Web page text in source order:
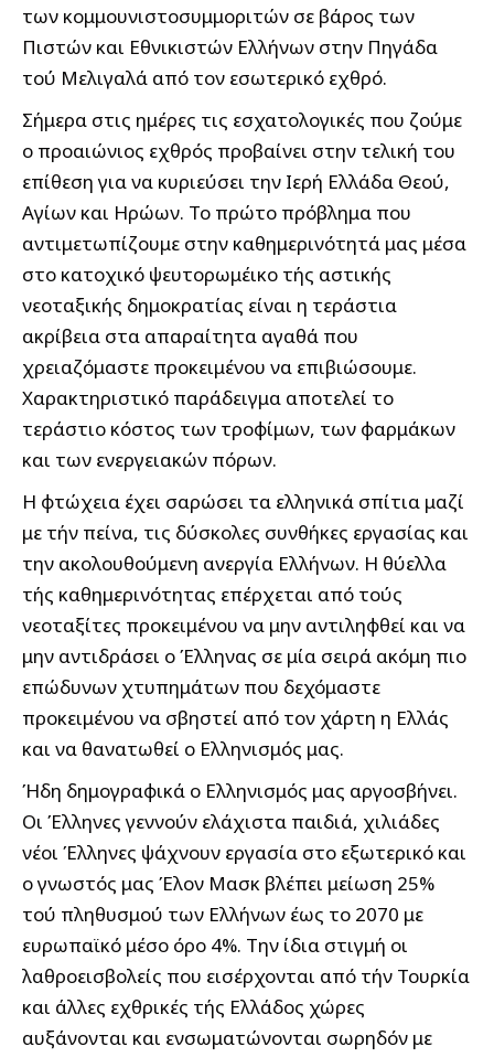
των κομμουνιστοσυμμοριτών σε βάρος των
Πιστών και Εθνικιστών Ελλήνων στην Πηγάδα
τού Μελιγαλά από τον εσωτερικό εχθρό.
Σήμερα στις ημέρες τις εσχατολογικές που ζούμε
ο προαιώνιος εχθρός προβαίνει στην τελική του
επίθεση για να κυριεύσει την Ιερή Ελλάδα Θεού,
Αγίων και Ηρώων. Το πρώτο πρόβλημα που
αντιμετωπίζουμε στην καθημερινότητά μας μέσα
στο κατοχικό ψευτορωμέικο τής αστικής
νεοταξικής δημοκρατίας είναι η τεράστια
ακρίβεια στα απαραίτητα αγαθά που
χρειαζόμαστε προκειμένου να επιβιώσουμε.
Χαρακτηριστικό παράδειγμα αποτελεί το
τεράστιο κόστος των τροφίμων, των φαρμάκων
και των ενεργειακών πόρων.
Η φτώχεια έχει σαρώσει τα ελληνικά σπίτια μαζί
με τήν πείνα, τις δύσκολες συνθήκες εργασίας και
την ακολουθούμενη ανεργία Ελλήνων. Η θύελλα
τής καθημερινότητας επέρχεται από τούς
νεοταξίτες προκειμένου να μην αντιληφθεί και να
μην αντιδράσει ο Έλληνας σε μία σειρά ακόμη πιο
επώδυνων χτυπημάτων που δεχόμαστε
προκειμένου να σβηστεί από τον χάρτη η Ελλάς
και να θανατωθεί ο Ελληνισμός μας.
Ήδη δημογραφικά ο Ελληνισμός μας αργοσβήνει.
Οι Έλληνες γεννούν ελάχιστα παιδιά, χιλιάδες
νέοι Έλληνες ψάχνουν εργασία στο εξωτερικό και
ο γνωστός μας Έλον Μασκ βλέπει μείωση 25%
τού πληθυσμού των Ελλήνων έως το 2070 με
ευρωπαϊκό μέσο όρο 4%. Την ίδια στιγμή οι
λαθροεισβολείς που εισέρχονται από τήν Τουρκία
και άλλες εχθρικές τής Ελλάδος χώρες
αυξάνονται και ενσωματώνονται σωρηδόν με